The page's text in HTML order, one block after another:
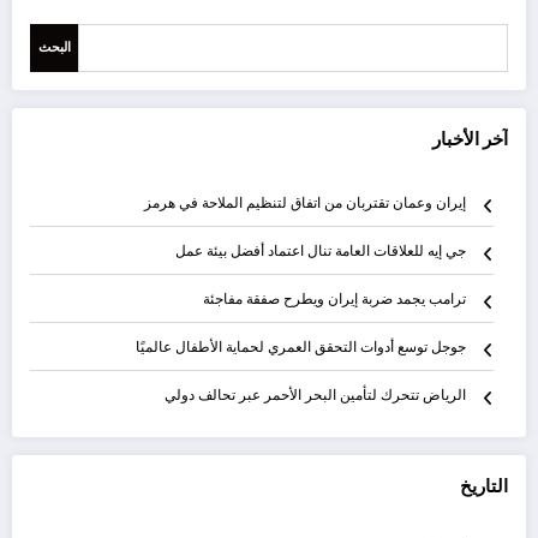
البحث
آخر الأخبار
إيران وعمان تقتربان من اتفاق لتنظيم الملاحة في هرمز
جي إيه للعلاقات العامة تنال اعتماد أفضل بيئة عمل
ترامب يجمد ضربة إيران ويطرح صفقة مفاجئة
جوجل توسع أدوات التحقق العمري لحماية الأطفال عالميًا
الرياض تتحرك لتأمين البحر الأحمر عبر تحالف دولي
التاريخ